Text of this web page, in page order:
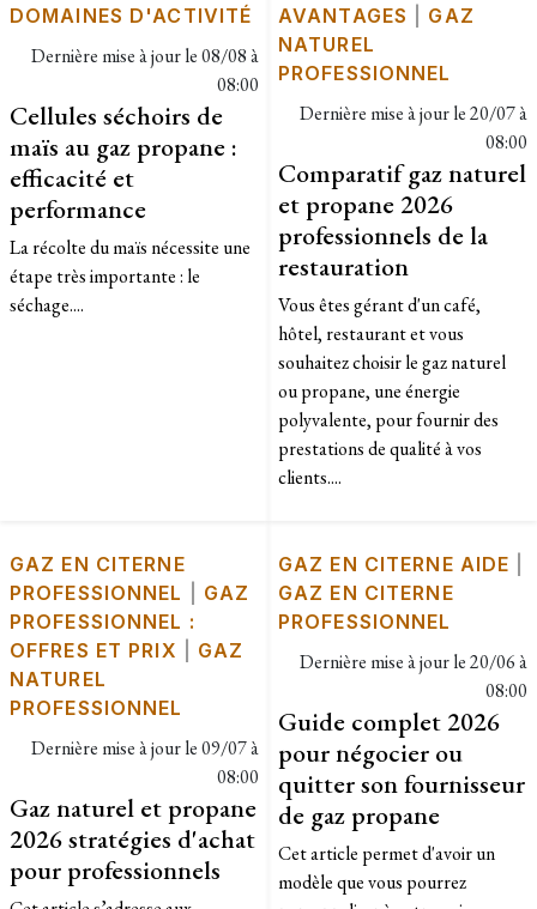
DOMAINES D'ACTIVITÉ
Dernière mise à jour le08/08 à
08:00
Cellules séchoirs de
maïs au gaz propane :
efficacité et
performance
​La récolte du maïs nécessite une
étape très importante : le
séchage....
AVANTAGES
GAZ
NATUREL
PROFESSIONNEL
Dernière mise à jour le20/07 à
08:00
Comparatif gaz naturel
et propane 2026
professionnels de la
restauration
Vous êtes gérant d'un café,
hôtel, restaurant et vous
souhaitez choisir le gaz naturel
ou propane, une énergie
polyvalente, pour fournir des
prestations de qualité à vos
clients....
GAZ EN CITERNE
PROFESSIONNEL
GAZ
PROFESSIONNEL :
OFFRES ET PRIX
GAZ
NATUREL
PROFESSIONNEL
Dernière mise à jour le09/07 à
08:00
Gaz naturel et propane
2026 stratégies d'achat
pour professionnels
GAZ EN CITERNE AIDE
GAZ EN CITERNE
PROFESSIONNEL
Dernière mise à jour le20/06 à
08:00
Guide complet 2026
pour négocier ou
quitter son fournisseur
de gaz propane
Cet article permet d'avoir un
modèle que vous pourrez